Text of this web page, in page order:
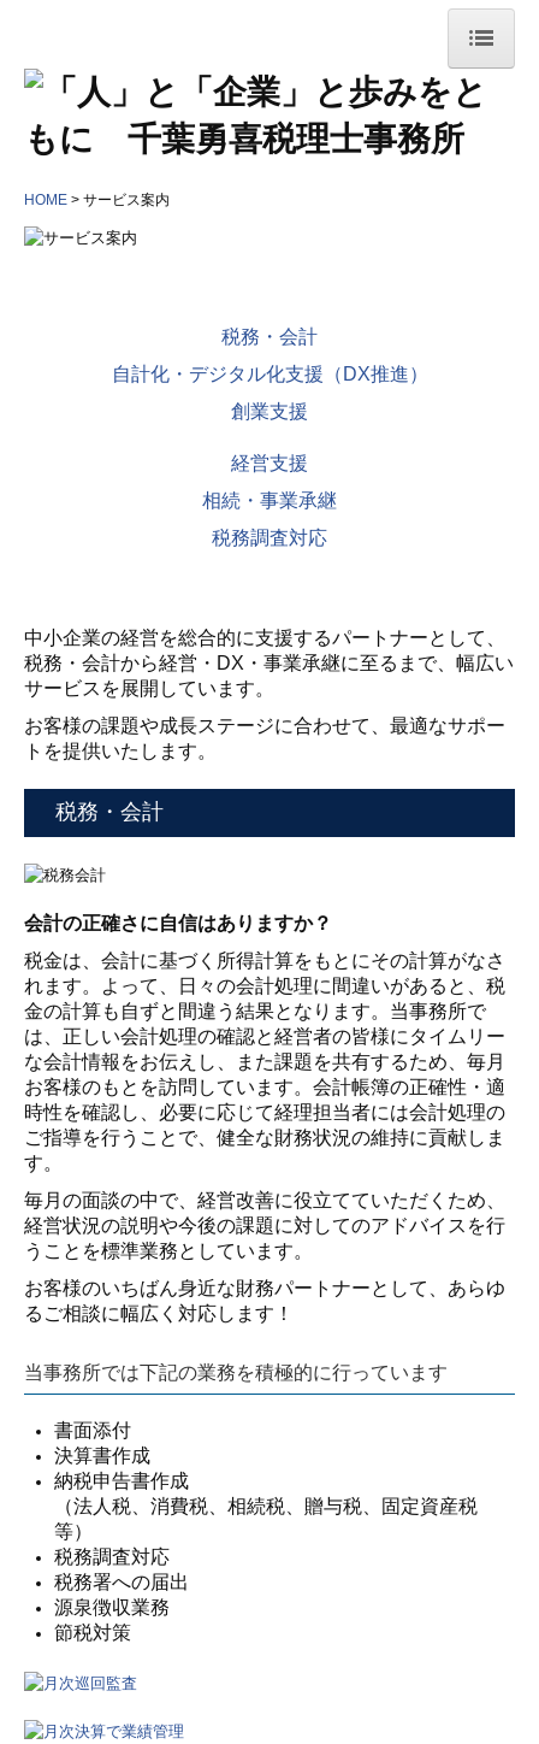
HOME
事務所案内
事務所概要
株式会社 かとう精肉店さま
まつもりこどもえん さま
採用情報
採用メッセージ
研修プログラム・働きやすさへの取り組み
募集要項
応募フォーム
お問合せ
HOME サービス案内
税務・会計
自計化・デジタル化支援（DX推進）
創業支援
経営支援
相続・事業承継
税務調査対応
中小企業の経営を総合的に支援するパートナーとして、
税務・会計から経営・DX・事業承継に至るまで、幅広い
サービスを展開しています。
お客様の課題や成長ステージに合わせて、最適なサポー
トを提供いたします。
税務・会計
会計の正確さに自信はありますか？
税金は、会計に基づく所得計算をもとにその計算がなさ
れます。よって、日々の会計処理に間違いがあると、税
金の計算も自ずと間違う結果となります。当事務所で
は、正しい会計処理の確認と経営者の皆様にタイムリー
な会計情報をお伝えし、また課題を共有するため、毎月
お客様のもとを訪問しています。会計帳簿の正確性・適
時性を確認し、必要に応じて経理担当者には会計処理の
ご指導を行うことで、健全な財務状況の維持に貢献しま
す。
毎月の面談の中で、経営改善に役立てていただくため、
経営状況の説明や今後の課題に対してのアドバイスを行
うことを標準業務としています。
お客様のいちばん身近な財務パートナーとして、あらゆ
るご相談に幅広く対応します！
当事務所では下記の業務を積極的に行っています
書面添付
決算書作成
納税申告書作成
（法人税、消費税、相続税、贈与税、固定資産税
等）
税務調査対応
税務署への届出
源泉徴収業務
節税対策